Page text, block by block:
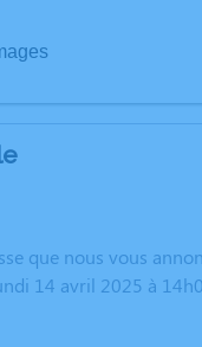
que nous vous
14 avril 2025 à